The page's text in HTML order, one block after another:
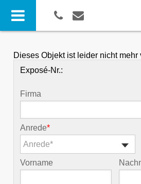
Dieses Objekt ist leider nicht mehr
Exposé-Nr.:
Firma
Anrede*
Anrede*
Vorname